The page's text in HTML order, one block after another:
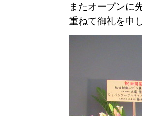
またオープンに
重ねて御礼を申